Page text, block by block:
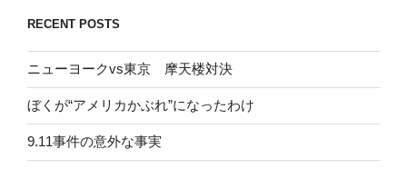
RECENT POSTS
ニューヨークvs東京 摩天楼対決
ぼくが“アメリカかぶれ”になったわけ
9.11事件の意外な事実